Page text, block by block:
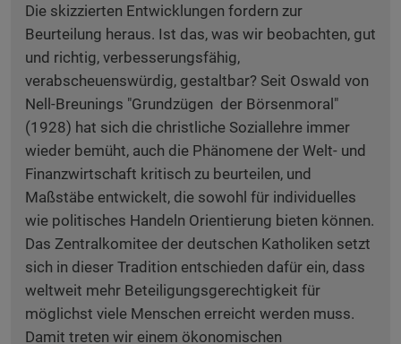
Die skizzierten Entwicklungen fordern zur
Beurteilung heraus. Ist das, was wir beobachten, gut
und richtig, verbesserungsfähig,
verabscheuenswürdig, gestaltbar? Seit Oswald von
Nell-Breunings "Grundzügen der Börsenmoral"
(1928) hat sich die christliche Soziallehre immer
wieder bemüht, auch die Phänomene der Welt- und
Finanzwirtschaft kritisch zu beurteilen, und
Maßstäbe entwickelt, die sowohl für individuelles
wie politisches Handeln Orientierung bieten können.
Das Zentralkomitee der deutschen Katholiken setzt
sich in dieser Tradition entschieden dafür ein, dass
weltweit mehr Beteiligungsgerechtigkeit für
möglichst viele Menschen erreicht werden muss.
Damit treten wir einem ökonomischen